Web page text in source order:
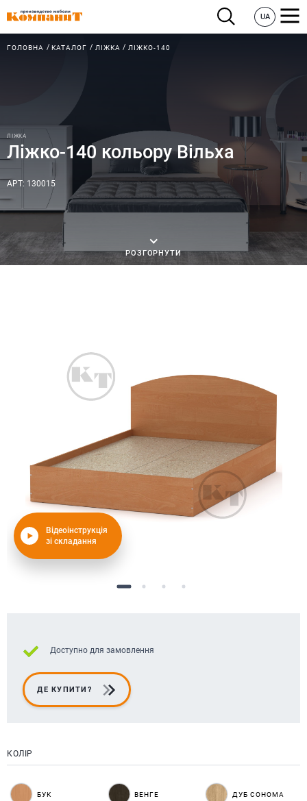
UA
ГОЛОВНА КАТАЛОГ ЛІЖКА ЛІЖКО-140
ЛІЖКА
Ліжко-140 кольору Вільха
АРТ: 130015
РОЗГОРНУТИ
Відеоінструкція
зі складання
Доступно для замовлення
ДЕ КУПИТИ?
КОЛІР
БУК ВЕНГЕ ДУБ СОНОМА